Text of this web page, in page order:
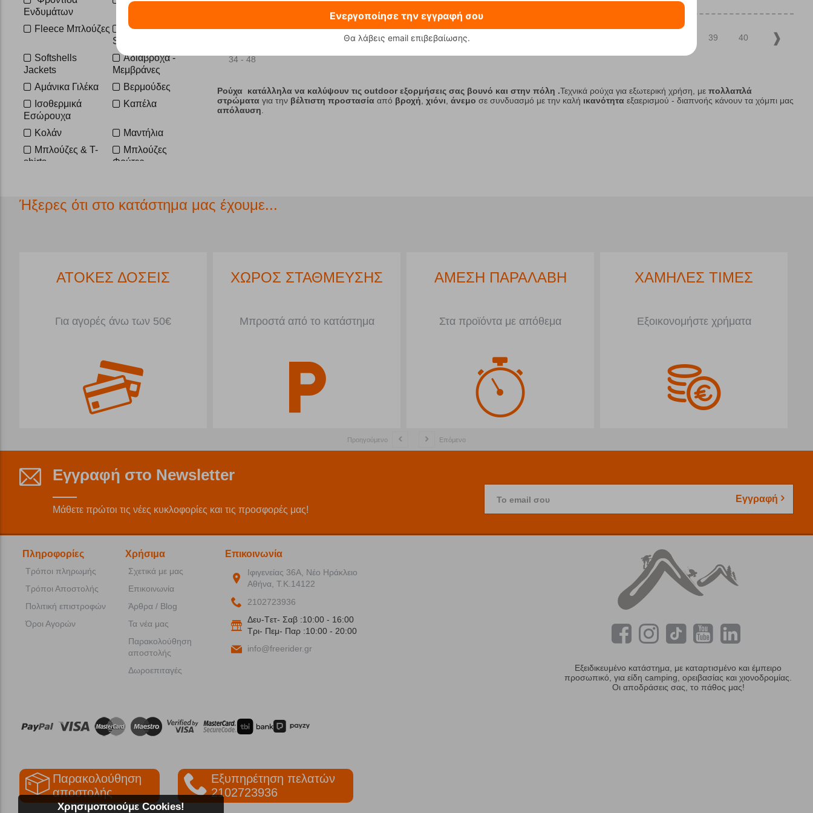
XL
XL-short
2XL
2XL-3XL
Ενδυμάτων
Fleece Μπλούζες
Fleece Ρούχα -
Sweaters
Softshells
Jackets
Αδιάβροχα -
Μεμβράνες
Αμάνικα Γιλέκα
Βερμούδες
Ισοθερμικά
Εσώρουχα
Καπέλα
Κολάν
Μαντήλια
Μπλούζες & T-
shirts
Μπλούζες
Φούτερ
Παντελόνια
Παντελόνια Ski
27 28 29 30 31 39 40
34 - 48
Ρούχα κατάλληλα να καλύψουν τις outdoor εξορμήσεις σας βουνό και στην πόλη .Τεχνικά ρούχα για εξωτερική χρήση, με πολλαπλά
στρώματαγια την βέλτιστη προστασίααπό βροχή χιόνι άνεμο σε συνδυασμό με την καλή ικανότηταεξαερισμού - διαπνοής κάνουν τα χόμπι μας
απόλαυση
Ήξερες ότι στο κατάστημα μας έχουμε...
ΑΤΟΚΕΣ ΔΟΣΕΙΣ
Για αγορές άνω των 50€
ΧΩΡΟΣ ΣΤΑΘΜΕΥΣΗΣ
Μπροστά από το κατάστημα
ΑΜΕΣΗ ΠΑΡΑΛΑΒΗ
Στα προϊόντα με απόθεμα
ΧΑΜΗΛΕΣ ΤΙΜΕΣ
Εξοικονομήστε χρήματα
Προηγούμενο Επόμενο
Εγγραφή στο Newsletter
Μάθετε πρώτοι τις νέες κυκλοφορίες και τις προσφορές μας!
Το email σου Εγγραφή
Ενεργοποίησε την εγγραφή σου
Θα λάβεις email επιβεβαίωσης.
Πληροφορίες
Τρόποι πληρωμής
Τρόποι Αποστολής
Πολιτική επιστροφών
Όροι Αγορών
Χρήσιμα
Σχετικά με μας
Επικοινωνία
Άρθρα / Blog
Τα νέα μας
Παρακολούθηση
αποστολής
Δωροεπιταγές
Επικοινωνία
Ιφιγενείας 36Α, Νέο Ηράκλειο
Αθήνα, Τ.Κ.14122
2102723936
Δευ-Tετ- Σαβ :10:00 - 16:00
Tρι- Πεμ- Παρ :10:00 - 20:00
info@freerider.gr
Εξειδικευμένο κατάστημα, με καταρτισμένο και έμπειρο
προσωπικό, για είδη camping, ορειβασίας και χιονοδρομίας.
Οι αποδράσεις σας, το πάθος μας!
Παρακολούθηση
αποστολής
Εξυπηρέτηση πελατών
2102723936
Χρησιμοποιούμε Cookies!